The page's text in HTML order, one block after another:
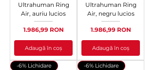
Ultrahuman Ring
Air, auriu lucios
Preț
1.986,99 RON
Adaugă în coș
Ultrahuman Ring
Air, negru lucios
Preț
1.986,99 RON
Adaugă în coș
-6% Lichidare -6% Lichidare